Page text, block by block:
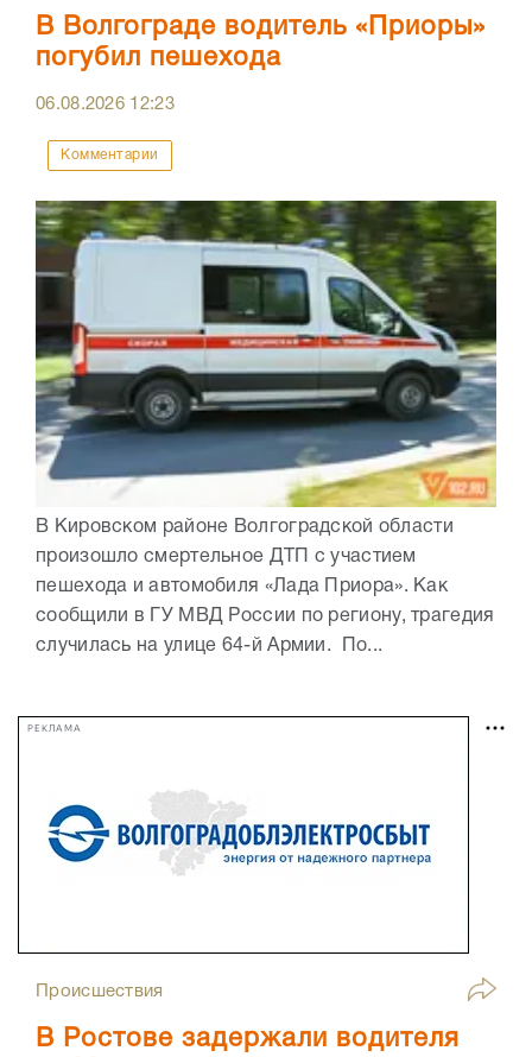
В Волгограде водитель «Приоры»
погубил пешехода
06.08.2026 12:23
Комментарии
В Кировском районе Волгоградской области
произошло смертельное ДТП с участием
пешехода и автомобиля «Лада Приора». Как
сообщили в ГУ МВД России по региону, трагедия
случилась на улице 64-й Армии. По...
РЕКЛАМА
Происшествия
В Ростове задержали водителя